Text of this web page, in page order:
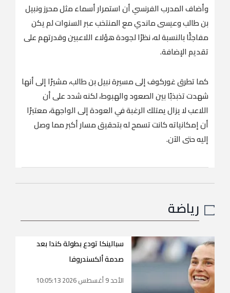
وأضاف المدرب الفرنسي أن استمرار أسماء مثل محرز ونبيل
بن طالب وعيسى ماندي مع المنتخب عبر السنوات لم يكن
مفاجئًا بالنسبة له، نظرًا لجودة هؤلاء اللاعبين وقدرتهم على
تقديم الإضافة.
كما تطرق غوركوف إلى مسيرة نبيل بن طالب، مشيرًا إلى أنها
شهدت تذبذبًا بين الصعود والهبوط، لكنه شدد على أن
اللاعب لا يزال يمتلك الرغبة في العودة إلى الواجهة، معتبرًا
أن إمكانياته كانت تسمح له بتحقيق مسار أكبر مما وصل
إليه حتى الآن.
رياضة
سبالينكا تودع بطولة كندا بعد
صدمة ألكسندروفا
الأحد 9 أغسطس 2026 10:05:13